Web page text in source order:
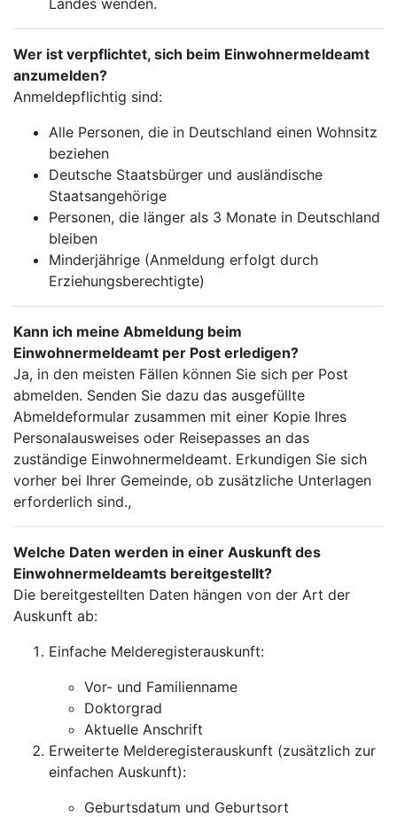
Landes wenden.
Wer ist verpflichtet, sich beim Einwohnermeldeamt
anzumelden?
Anmeldepflichtig sind:
Alle Personen, die in Deutschland einen Wohnsitz
beziehen
Deutsche Staatsbürger und ausländische
Staatsangehörige
Personen, die länger als 3 Monate in Deutschland
bleiben
Minderjährige (Anmeldung erfolgt durch
Erziehungsberechtigte)
Kann ich meine Abmeldung beim
Einwohnermeldeamt per Post erledigen?
Ja, in den meisten Fällen können Sie sich per Post
abmelden. Senden Sie dazu das ausgefüllte
Abmeldeformular zusammen mit einer Kopie Ihres
Personalausweises oder Reisepasses an das
zuständige Einwohnermeldeamt. Erkundigen Sie sich
vorher bei Ihrer Gemeinde, ob zusätzliche Unterlagen
erforderlich sind.,
Welche Daten werden in einer Auskunft des
Einwohnermeldeamts bereitgestellt?
Die bereitgestellten Daten hängen von der Art der
Auskunft ab:
Einfache Melderegisterauskunft:
Vor- und Familienname
Doktorgrad
Aktuelle Anschrift
Erweiterte Melderegisterauskunft (zusätzlich zur
einfachen Auskunft):
Geburtsdatum und Geburtsort